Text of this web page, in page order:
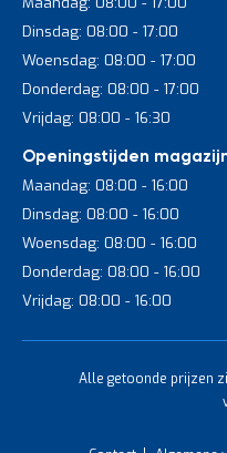
Dinsdag: 08:00 - 17:00
Woensdag: 08:00 - 17:00
Donderdag: 08:00 - 17:00
Vrijdag: 08:00 - 16:30
Openingstijden
Maandag: 08:00 - 16:00
Dinsdag: 08:00 - 16:00
Woensdag: 08:00 - 16:00
Donderdag: 08:00 - 16:00
Vrijdag: 08:00 - 16:00
Alle getoonde prijzen